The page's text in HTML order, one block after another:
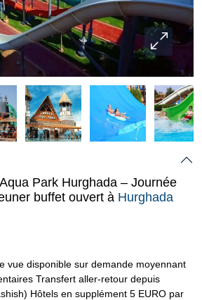
Park Hurghada – Journée
buffet ouvert à Hurghada
vue disponible sur demande moyennant
Transfert aller-retour depuis
Hôtels en supplément 5 EURO par